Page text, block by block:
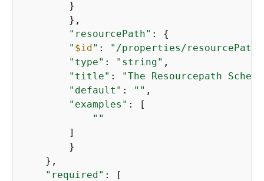
        }
        },
"resourcePath" : {
" $id" : "/properties/resourcePath"
"type" : "string" ,
"title" :
"The Resourcepath
"default" : "" ,
"examples" : [
""
        ]
        }
    },
"required" : [